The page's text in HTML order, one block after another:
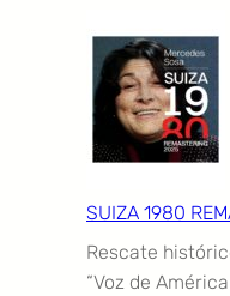
SUIZA 1980
Rescate
“Voz de